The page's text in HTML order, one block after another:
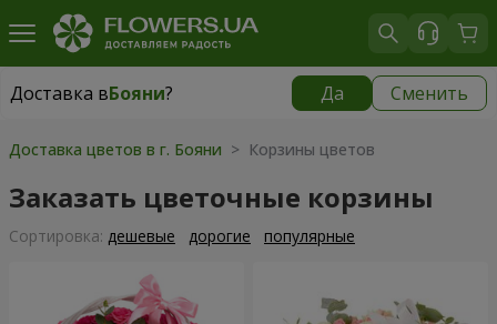
Доставка вБояни? Да Сменить
Доставка вБояни
Доставка цветов в г. Бояни > Корзины цветов
Заказать цветочные корзины
Cортировка: дешевые дорогие популярные